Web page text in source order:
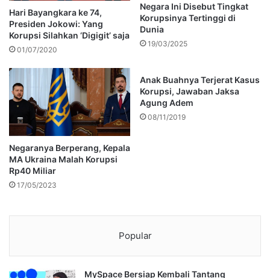
Hari Bayangkara ke 74,
Presiden Jokowi: Yang
Korupsi Silahkan ‘Digigit’ saja
01/07/2020
Negara Ini Disebut Tingkat
Korupsinya Tertinggi di
Dunia
19/03/2025
Negaranya Berperang, Kepala
MA Ukraina Malah Korupsi
Rp40 Miliar
17/05/2023
Anak Buahnya Terjerat Kasus
Korupsi, Jawaban Jaksa
Agung Adem
08/11/2019
Popular
MySpace Bersiap Kembali Tantang